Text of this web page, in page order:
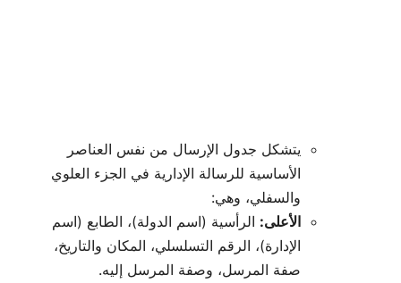
يتشكل جدول الإرسال من نفس العناصر
الأساسية للرسالة الإدارية في الجزء العلوي
والسفلي، وهي:
الأعلى: الرأسية (اسم الدولة)، الطابع (اسم
الإدارة)، الرقم التسلسلي، المكان والتاريخ،
صفة المرسل، وصفة المرسل إليه.